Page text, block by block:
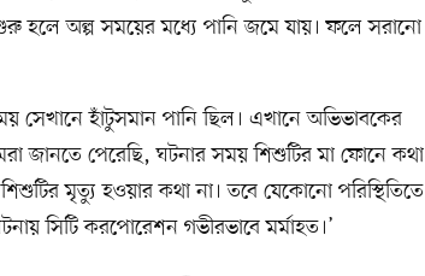
হলে অল্প সময়ের মধ্যে পানি জমে যায়। ফলে সরানো
হাঁটুসমান পানি ছিল। এখানে অভিভাবকের
জানতে পেরেছি, ঘটনার সময় শিশুটির মা ফোনে কথা
মৃত্যু হওয়ার কথা না। তবে যেকোনো পরিস্থিতিতে
সিটি করপোরেশন গভীরভাবে মর্মাহত।’